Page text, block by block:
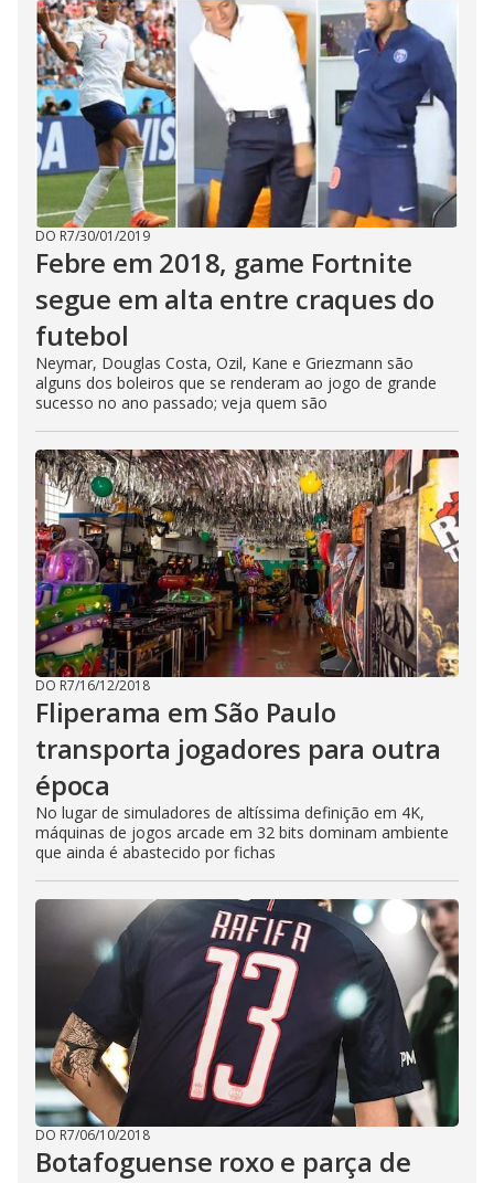
DO R7/30/01/2019
Febre em 2018, game Fortnite
segue em alta entre craques do
futebol
Neymar, Douglas Costa, Ozil, Kane e Griezmann são
alguns dos boleiros que se renderam ao jogo de grande
sucesso no ano passado; veja quem são
DO R7/16/12/2018
Fliperama em São Paulo
transporta jogadores para outra
época
No lugar de simuladores de altíssima definição em 4K,
máquinas de jogos arcade em 32 bits dominam ambiente
que ainda é abastecido por fichas
DO R7/06/10/2018
Botafoguense roxo e parça de